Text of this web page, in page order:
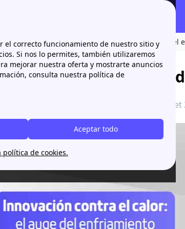
el correcto funcionamiento de nuestro sitio y
Si nos lo permites, también utilizaremos
mejorar nuestra oferta y mostrarte anuncios
consulta nuestra política de
Aceptar todo
de cookies.
blog Innovación contra el calor: el auge del
el calor: el auge
8